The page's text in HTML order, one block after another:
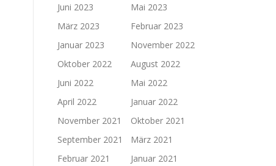
Juni 2023
Mai 2023
März 2023
Februar 2023
Januar 2023
November 2022
Oktober 2022
August 2022
Juni 2022
Mai 2022
April 2022
Januar 2022
November 2021
Oktober 2021
September 2021
März 2021
Februar 2021
Januar 2021